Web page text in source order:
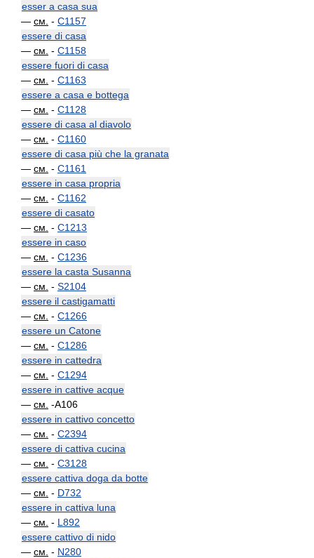
esser a casa sua
— см. - C1157
essere di casa
— см. - C1158
essere fuori di casa
— см. - C1163
essere a casa e bottega
— см. - C1128
essere di casa al diavolo
— см. - C1160
essere di casa più che la granata
— см. - C1161
essere in casa propria
— см. - C1162
essere di casato
— см. - C1213
essere in caso
— см. - C1236
essere la casta Susanna
— см. - S2104
essere il castigamatti
— см. - C1266
essere un Catone
— см. - C1286
essere in cattedra
— см. - C1294
essere in cattive acque
— см. -A106
essere in cattivo concetto
— см. - C2394
essere di cattiva cucina
— см. - C3128
essere cattiva doga da botte
— см. - D732
essere in cattiva luna
— см. - L892
essere cattivo di nido
— см. - N280